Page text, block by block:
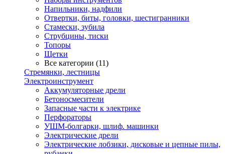
Напильники, надфили
Отвертки, биты, головки, шестигранники
Стамески, зубила
Струбцины, тиски
Топоры
Щетки
Все категории (11)
Стремянки, лестницы
Электроинструмент
Аккумуляторные дрели
Бетоносмесители
Запасные части к электрике
Перфораторы
УШМ-болгарки, шлиф. машинки
Электрические дрели
Электрические лобзики, дисковые и цепные пилы,